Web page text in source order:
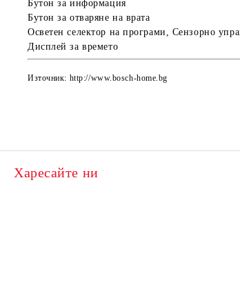
Бутон за информация
Бутон за отваряне на врата
Осветен селектор на програми, Сензорно
Дисплей за времето
Източник: http://www.bosch-home.bg
Харесайте ни